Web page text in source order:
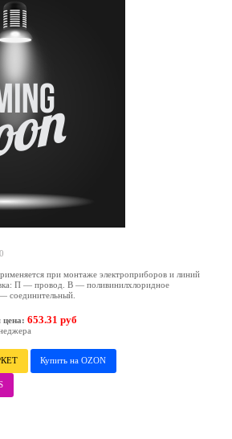
при монтаже электроприборов и линий
П — провод. В — поливинилхлоридное
соединительный.
цена: 653.31 руб
Купить на OZON